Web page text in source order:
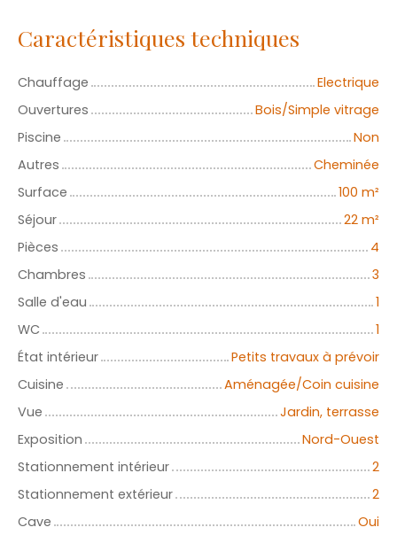
Caractéristiques techniques
Chauffage
Electrique
Ouvertures
Bois/Simple vitrage
Piscine
Non
Autres
Cheminée
Surface
100 m²
Séjour
22 m²
Pièces
4
Chambres
3
Salle d'eau
1
WC
1
État intérieur
Petits travaux à prévoir
Cuisine
Aménagée/Coin cuisine
Vue
Jardin, terrasse
Exposition
Nord-Ouest
Stationnement intérieur
2
Stationnement extérieur
2
Cave
Oui